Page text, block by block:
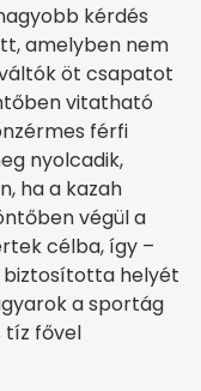
kérdés
amelyben nem
öt csapatot
vitatható
férfi
nyolcadik,
ha a kazah
végül a
célba, így –
biztosította helyét
a sportág
tíz fővel